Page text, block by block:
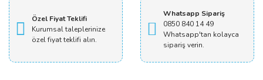
Özel Fiyat Teklifi
Kurumsal taleplerinize
özel fiyat teklifi alın.
Whatsapp Sipariş
0850 840 14 49
Whatsapp'tan kolayca
sipariş verin.